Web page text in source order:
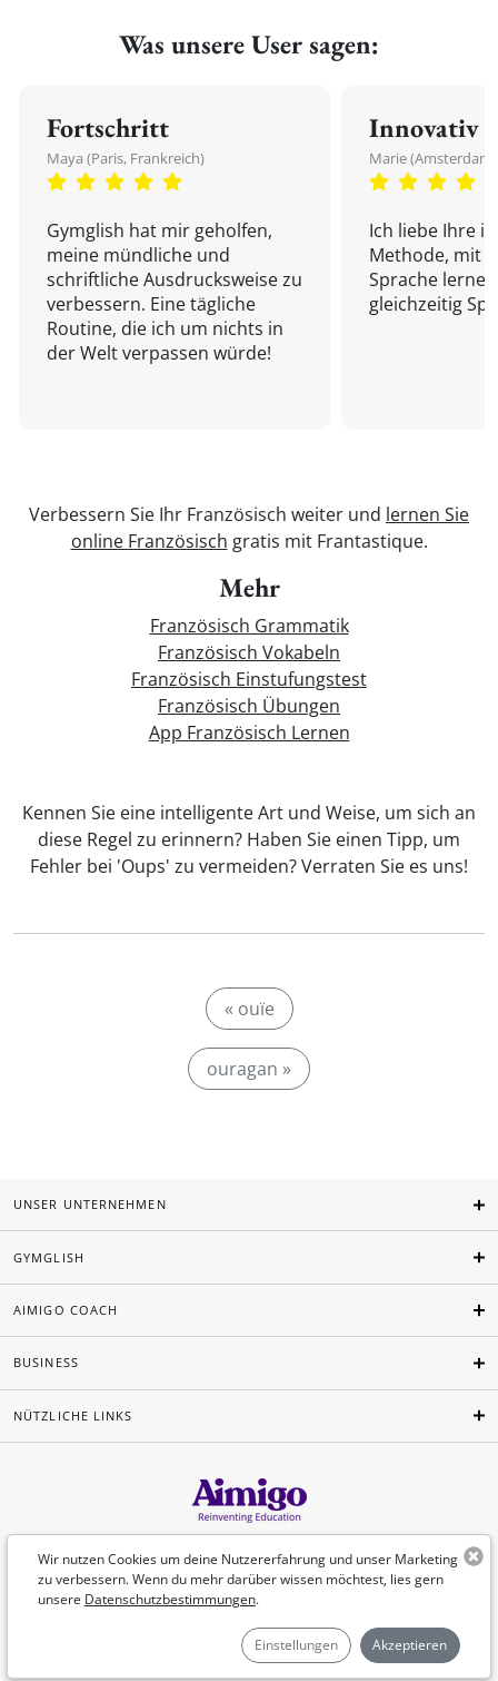
Was unsere User sagen:
Fortschritt
Maya (Paris, Frankreich)
Gymglish hat mir geholfen,
meine mündliche und
schriftliche Ausdrucksweise zu
verbessern. Eine tägliche
Routine, die ich um nichts in
der Welt verpassen würde!
Innovativ
Marie
Ich liebe Ihre
Methode, mit
Sprache
gleichzeitig
Verbessern Sie Ihr Französisch weiter und lernen Sie
online Französisch gratis mit Frantastique.
Mehr
Französisch Grammatik
Französisch Vokabeln
Französisch Einstufungstest
Französisch Übungen
App Französisch Lernen
Kennen Sie eine intelligente Art und Weise, um sich an
diese Regel zu erinnern? Haben Sie einen Tipp, um
Fehler bei 'Oups' zu vermeiden? Verraten Sie es uns!
« ouïe
ouragan »
Wir nutzen Cookies um deine Nutzererfahrung und unser Marketing
zu verbessern. Wenn du mehr darüber wissen möchtest, lies gern
unsere Datenschutzbestimmungen.
Einstellungen Akzeptieren
UNSER UNTERNEHMEN
GYMGLISH
AIMIGO COACH
BUSINESS
NÜTZLICHE LINKS
Deutsch
©Aimigo 2026